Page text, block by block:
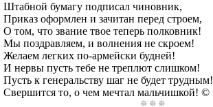
Штабной бумагу подписал чиновник,
Приказ оформлен и зачитан перед строем,
О том, что звание твое теперь полковник!
Мы поздравляем, и волнения не скроем!
Желаем легких по-армейски будней!
И нервы пусть тебе не треплют слишком!
Пусть к генеральству шаг не будет трудным!
Свершится то, о чем мечтал мальчишкой! ©